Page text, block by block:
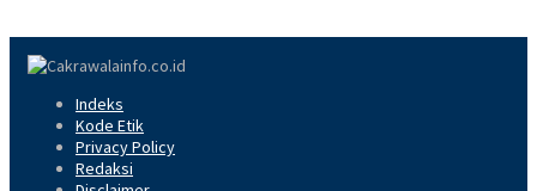
Indeks
Kode Etik
Privacy Policy
Redaksi